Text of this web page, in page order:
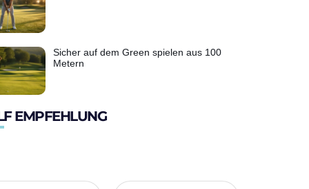
Sicher auf dem Green spielen aus 100
Metern
EMPFEHLUNG